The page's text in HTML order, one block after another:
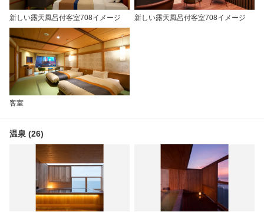
新しい露天風呂付客室708イメージ 新しい露天風呂付客室708イメージ
客室
温泉 (26)